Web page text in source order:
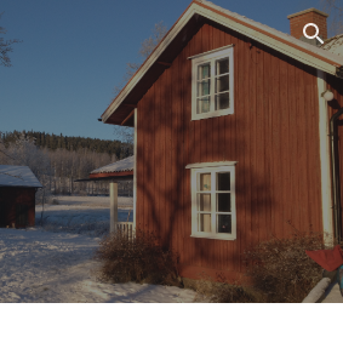
Skip to navigation